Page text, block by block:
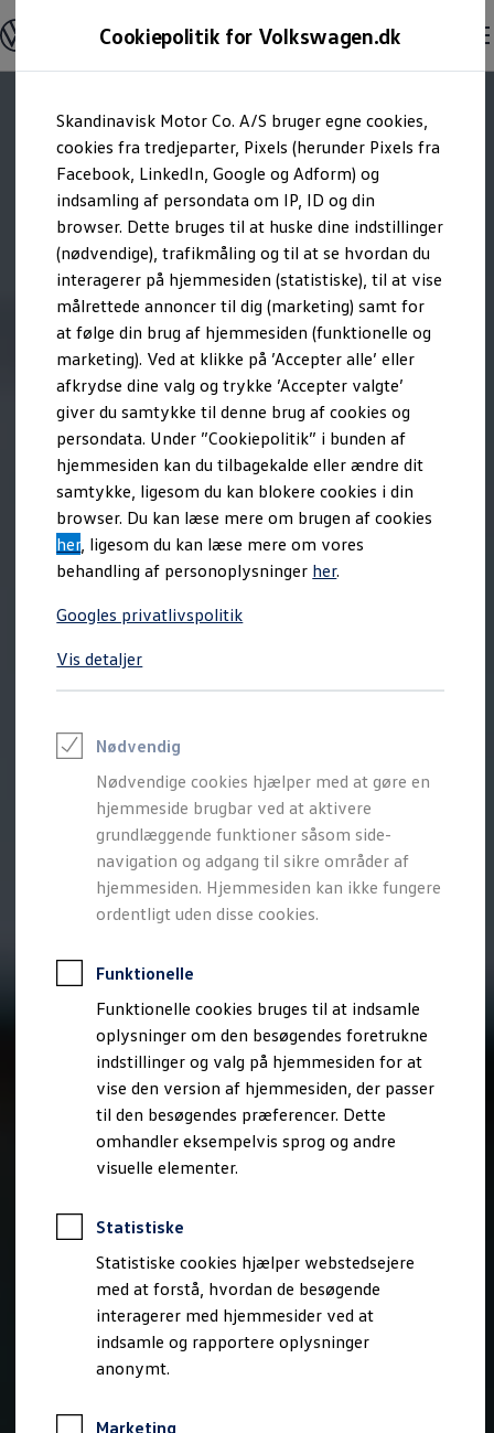
Cookiepolitik for Volkswagen.dk
Skandinavisk Motor Co. A/S bruger egne cookies,
cookies fra tredjeparter, Pixels (herunder Pixels fra
Facebook, LinkedIn, Google og Adform) og
indsamling af persondata om IP, ID og din
browser. Dette bruges til at huske dine indstillinger
(nødvendige), trafikmåling og til at se hvordan du
interagerer på hjemmesiden (statistiske), til at vise
målrettede annoncer til dig (marketing) samt for
at følge din brug af hjemmesiden (funktionelle og
marketing). Ved at klikke på ’Accepter alle’ eller
afkrydse dine valg og trykke ’Accepter valgte’
giver du samtykke til denne brug af cookies og
persondata. Under ”Cookiepolitik” i bunden af
hjemmesiden kan du tilbagekalde eller ændre dit
samtykke, ligesom du kan blokere cookies i din
browser. Du kan læse mere om brugen af cookies
her, ligesom du kan læse mere om vores
behandling af personoplysninger her.
Googles privatlivspolitik
Vis detaljer
Nødvendig
Nødvendige cookies hjælper med at gøre en
hjemmeside brugbar ved at aktivere
grundlæggende funktioner såsom side-
navigation og adgang til sikre områder af
hjemmesiden. Hjemmesiden kan ikke fungere
ordentligt uden disse cookies.
Funktionelle
Funktionelle cookies bruges til at indsamle
oplysninger om den besøgendes foretrukne
indstillinger og valg på hjemmesiden for at
vise den version af hjemmesiden, der passer
til den besøgendes præferencer. Dette
omhandler eksempelvis sprog og andre
visuelle elementer.
Statistiske
Statistiske cookies hjælper webstedsejere
med at forstå, hvordan de besøgende
interagerer med hjemmesider ved at
indsamle og rapportere oplysninger
anonymt.
Marketing
hovedindhold
footer
Modeller og konfigurator
Byg din Volkswagen
Alle modeller
Kend din Volkswagen
Erhvervsbiler
Værktøjskassen
ConnectedFleet
Service
California on Tour app
Elektriske biler
Elbiler
ID. Polo
ID. Cross
ID.3 Neo
ID.4
ID.5
ID.7
ID.7 Tourer
ID. Buzz
Konceptbiler
ID. EVERY1
ID. 2all & ID. GTI
Varebiler på el
Elektromobilitet i dagligdagen
Eldrevne modeller
ID. Buzz Cargo
Opladning og Rækkevidde
Opladning med Clever
Opladning med Clever - Erhvervsbiler
Udregn din rækkevidde
Lær din ID. at kende
Varmepumpe
Energieffektivitet
Teaser Battery Regulation
Software og konnektivitet
ID. Software 6.0
ID.- softwareversioner og opdateringer
Grænseflader til din ID.
Køb og leasing
Lagerbiler til hurtig levering
Book en prøvetur
Bestil et tilbud
Brugte biler
Pendlerleasing
Budgetberegner
Firmabil
Vejen til en ny Volkswagen
Online Privatleasing
Finansiering og forsikring
Volkswagen Forsikring
Volkswagen Finansiering
Ejere og services
Book tid på værkstedet
Service
Serviceabonnementer
Service 5+
Service på elbiler
Prismatch
Fordele ved autoriseret værksted
Brugbar information
Servicefordele